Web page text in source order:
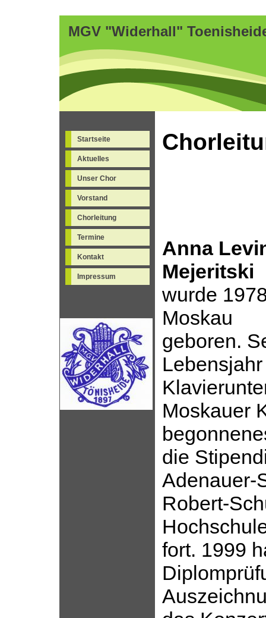
MGV "Widerhall"
Startseite
Aktuelles
Unser Chor
Vorstand
Chorleitung
Termine
Kontakt
Impressum
Anna
Mejeritski
wurde
Moskau
geboren.
Moskauer
die
Adenauer-
Robert-
fort. 1999